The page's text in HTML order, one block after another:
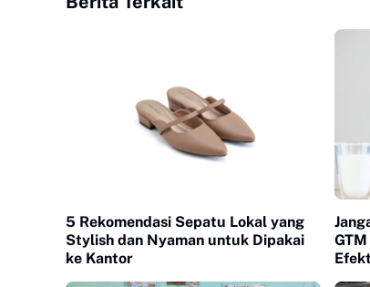
5 Rekomendasi Sepatu Lokal yang
Stylish dan Nyaman untuk Dipakai
ke Kantor